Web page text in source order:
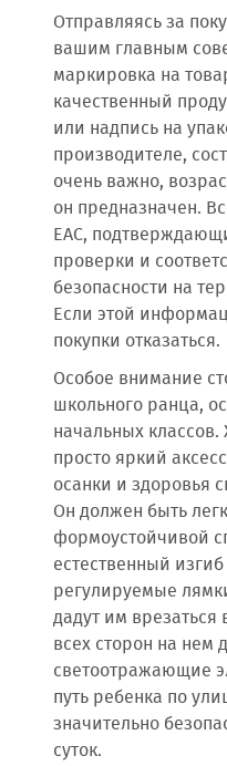
Отправляясь за
вашим главным
маркировка на
качественный
или надпись на
производителе,
очень важно,
он предназначен.
ЕАС,
проверки и
безопасности на
Если этой
покупки отказаться.
Особое внимание
школьного ранца,
начальных
просто яркий
осанки и здоровья
Он должен быть
формоустойчивой
естественный
регулируемые
дадут им
всех сторон на
светоотражающие
путь ребенка по
значительно
суток.